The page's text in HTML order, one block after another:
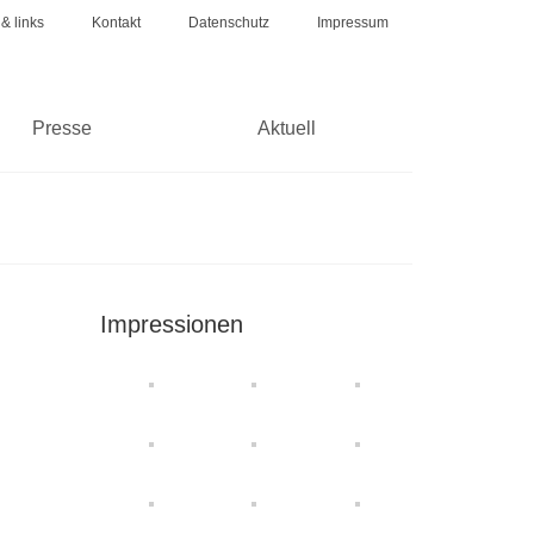
links Kontakt Datenschutz Impressum
Presse Aktuell
Impressionen